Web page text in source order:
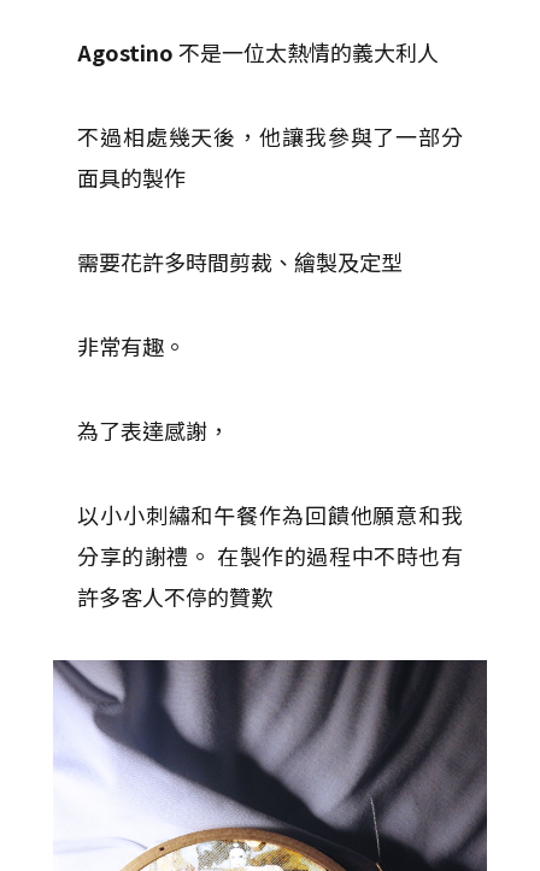
Agostino不是一位太熱情的義大利人
不過相處幾天後，他讓我參與了一部分
面具的製作
需要花許多時間剪裁、繪製及定型
非常有趣。
為了表達感謝，
以小小刺繡和午餐作為回饋他願意和我
分享的謝禮。 在製作的過程中不時也有
許多客人不停的贊歎